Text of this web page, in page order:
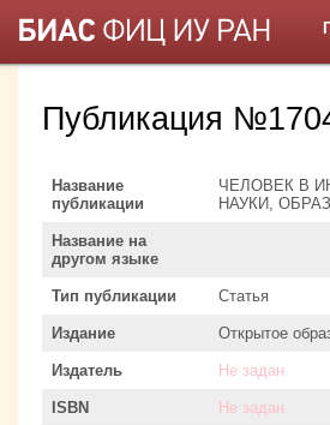
Публикация
Название
публикации
ЧЕЛОВЕК В
НАУКИ,
Название на
другом языке
Тип публикации Статья
Издание Открытое
Издатель Не задан
ISBN Не задан